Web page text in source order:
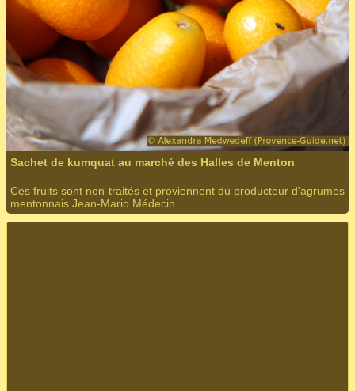
Sachet de kumquat au marché des Halles de Menton
Ces fruits sont non-traités et proviennent du producteur d'agrumes
mentonnais Jean-Mario Médecin.